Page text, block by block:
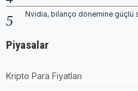
Nvidia, bilanço dönemine güçlü
Piyasalar
Kripto Para Fiyatları